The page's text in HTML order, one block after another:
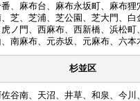
、麻布台、麻布永坂町、麻布狸
芝、芝浦、芝公園、芝大門、白
ノ門、西麻布、西新橋、浜松町
南麻布、元赤坂、元麻布、六本
杉並区
谷南、天沼、井草、和泉、今川